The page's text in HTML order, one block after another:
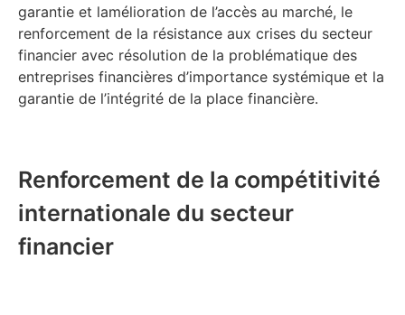
garantie et lamélioration de l’accès au marché, le
renforcement de la résistance aux crises du secteur
financier avec résolution de la problématique des
entreprises financières d’importance systémique et la
garantie de l’intégrité de la place financière.
Renforcement de la compétitivité
internationale du secteur
financier